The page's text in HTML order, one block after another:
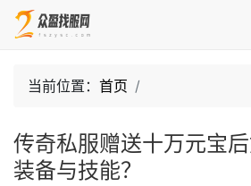
当前位置： 首页
传奇私服赠送十万元宝
装备与技能？